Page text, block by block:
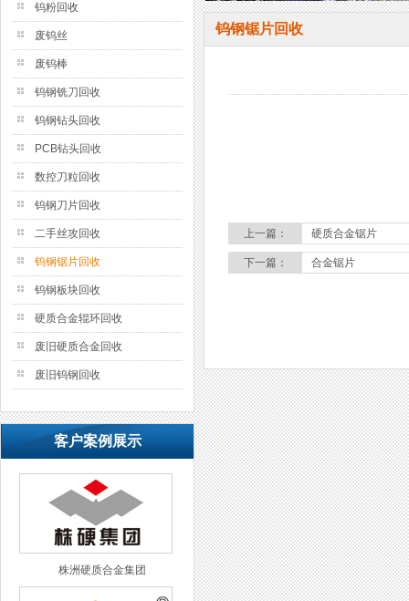
钨粉回收
废钨丝
废钨棒
钨钢铣刀回收
钨钢钻头回收
PCB钻头回收
数控刀粒回收
钨钢刀片回收
二手丝攻回收
钨钢锯片回收
钨钢板块回收
硬质合金辊环回收
废旧硬质合金回收
废旧钨钢回收
客户案例展示
株洲硬质合金集团
钨钢锯片回收
上一篇： 硬质合金锯片
下一篇： 合金锯片